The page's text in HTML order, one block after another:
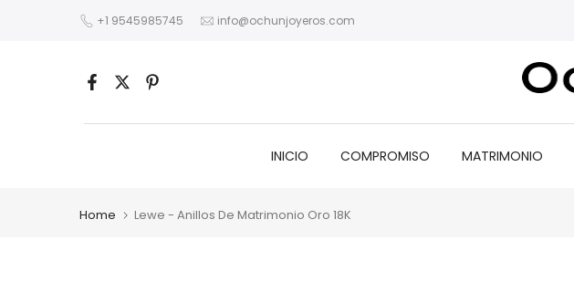
+1 9545985745 info@ochunjoyeros.com
INICIO COMPROMISO MATRIMONIO
Home Lewe - Anillos De Matrimonio Oro 18K